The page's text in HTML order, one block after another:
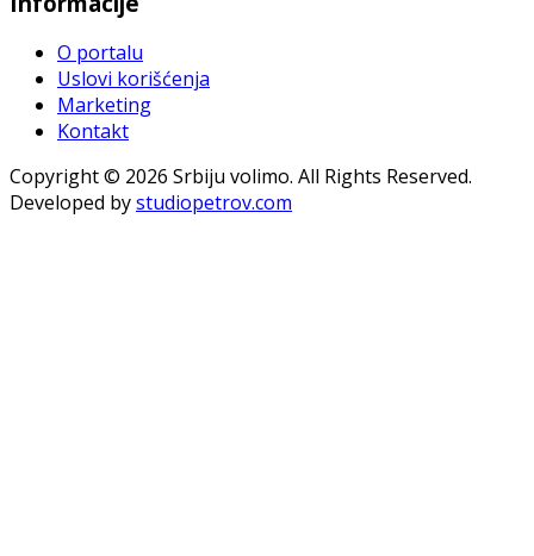
O portalu
Uslovi korišćenja
Marketing
Kontakt
Copyright © 2026 Srbiju volimo. All Rights Reserved.
Developed bystudiopetrov.com